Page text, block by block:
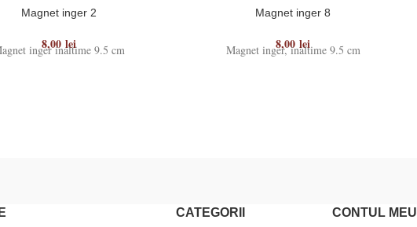
Magnet inger 2
8,00 lei
inger inaltime 9.5 cm
Magnet inger 8
8,00 lei
Magnet inger, inaltime 9.5 cm
CATEGORII CONTUL MEU